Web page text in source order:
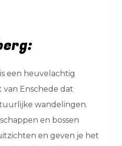
een heuvelachtig
Enschede dat
wandelingen.
en bossen
en geven je het